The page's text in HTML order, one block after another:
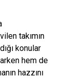
takımın
konular
hem de
hazzını